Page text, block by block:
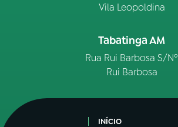
Vila Leopoldina
Tabatinga AM
Rua Rui Barbosa S/Nº
Rui Barbosa
INÍCIO